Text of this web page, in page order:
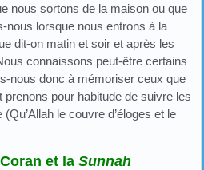
nous sortons de la maison ou que
nous lorsque nous entrons à la
dit-on matin et soir et après les
connaissons peut-être certains
nous donc à mémoriser ceux que
pour habitude de suivre les
le couvre d’éloges et le
et la Sunnah